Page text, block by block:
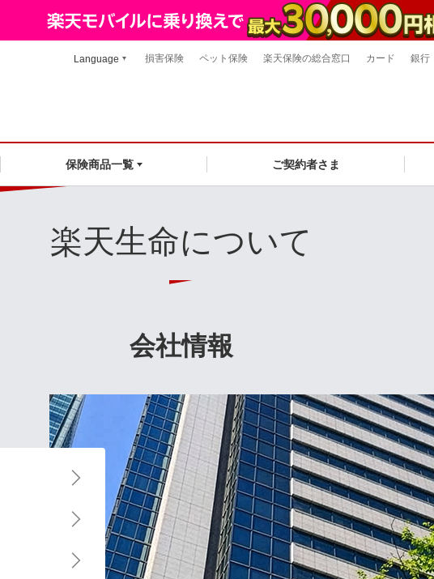
保険商品一覧 ご契約者さま
Language 損害保険 ペット保険 楽天保険の総合窓口 カード 銀行
楽天生命について
会社情報